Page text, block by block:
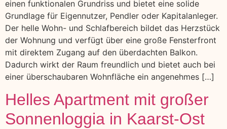
einen funktionalen Grundriss und bietet eine solide
Grundlage für Eigennutzer, Pendler oder Kapitalanleger.
Der helle Wohn- und Schlafbereich bildet das Herzstück
der Wohnung und verfügt über eine große Fensterfront
mit direktem Zugang auf den überdachten Balkon.
Dadurch wirkt der Raum freundlich und bietet auch bei
einer überschaubaren Wohnfläche ein angenehmes […]
Helles Apartment mit großer
Sonnenloggia in Kaarst-Ost